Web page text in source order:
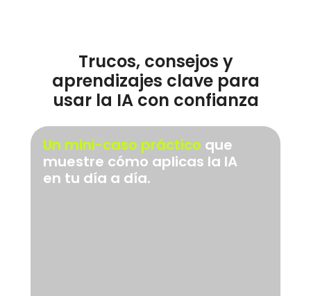
Trucos, consejos y
aprendizajes clave para
usar la IA con confianza
Un mini-caso práctico que
muestre cómo aplicas la IA
en tu día a día.